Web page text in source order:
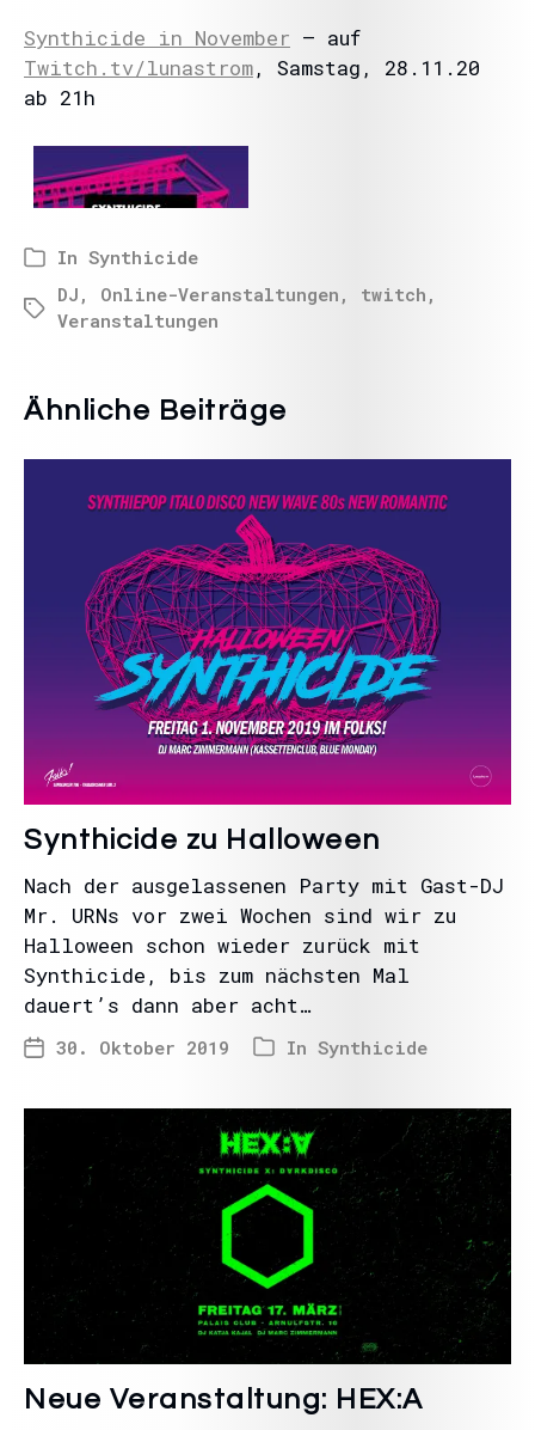
Synthicide in November – auf
Twitch.tv/lunastrom, Samstag, 28.11.20
ab 21h
In Synthicide
DJ , Online-Veranstaltungen , twitch ,
Veranstaltungen
Ähnliche Beiträge
Synthicide zu Halloween
Nach der ausgelassenen Party mit Gast-DJ
Mr. URNs vor zwei Wochen sind wir zu
Halloween schon wieder zurück mit
Synthicide, bis zum nächsten Mal
dauert’s dann aber acht…
30. Oktober 2019 In Synthicide
Neue Veranstaltung: HEX:A